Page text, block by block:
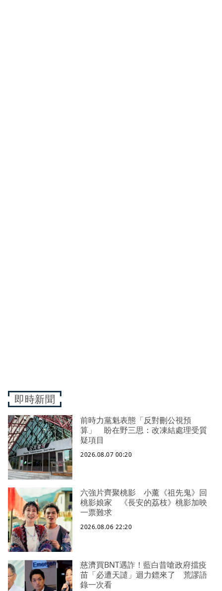
即時新聞
前時力黨魁表態「反對刪公視預
算」 盼在野三思：改凍結處理受質
疑項目
2026.08.07 00:20
六強片齊聚桃影 小薰《祖先鬼》回
桃影娘家 《長安的荔枝》桃影加映
一票難求
2026.08.06 22:20
慈濟買BNT遇詐！藍白昔嗆政府擋疫
苗「必遭天譴」迴力鏢來了 荒謬語
錄一次看